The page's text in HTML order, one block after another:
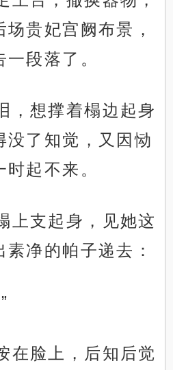
贵妃宫阙布景，
段落了。
，想撑着榻边起身
没了知觉，又因恸
起不来。
上支起身，见她这
净的帕子递去：
在脸上，后知后觉